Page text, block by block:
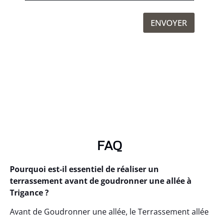
ENVOYER
FAQ
Pourquoi est-il essentiel de réaliser un
terrassement avant de goudronner une allée à
Trigance ?
Avant de Goudronner une allée, le Terrassement allée